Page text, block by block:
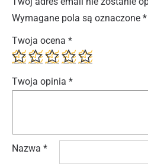
Wymagane pola są oznaczone *
Twoja ocena *
Twoja opinia *
Nazwa *